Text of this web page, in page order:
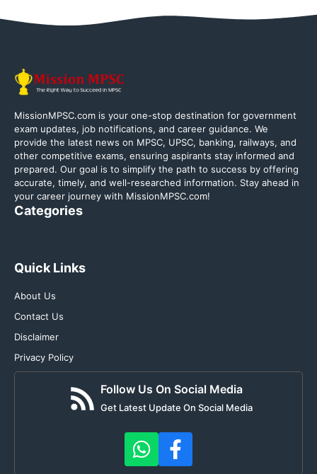
MissionMPSC.com is your one-stop destination for government
exam updates, job notifications, and career guidance. We
provide the latest news on MPSC, UPSC, banking, railways, and
other competitive exams, ensuring aspirants stay informed and
prepared. Our goal is to simplify the path to success by offering
accurate, timely, and well-researched information. Stay ahead in
your career journey with MissionMPSC.com!
Categories
Quick Links
About Us
Contact Us
Disclaimer
Privacy Policy
Follow Us On Social Media
Get Latest Update On Social Media